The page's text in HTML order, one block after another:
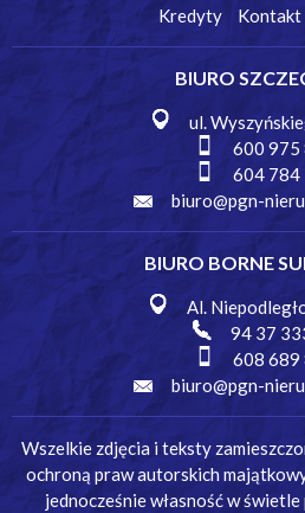
Kredyty
Kontakt
BIURO
ul.
600 975
604 784
biuro@pgn-
BIURO BORNE
Al.
94 37
608 689
biuro@pgn-
Wszelkie zdjęcia i teksty
ochroną praw autorskich
jednocześnie własność w